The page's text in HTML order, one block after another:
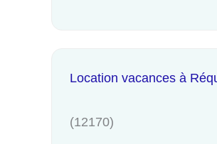
Location vacances à
(12170)